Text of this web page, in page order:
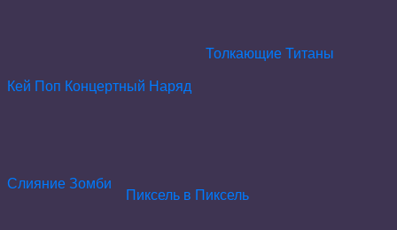
Кей Поп Концертный Наряд
Толкающие Титаны
Слияние Зомби
Пиксель в Пиксель